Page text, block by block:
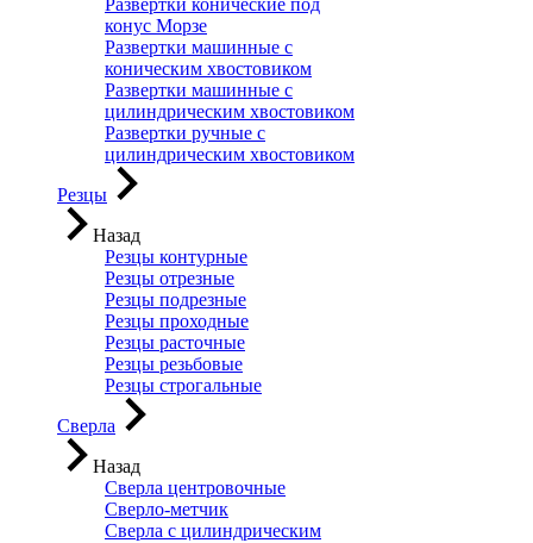
Развертки конические под
конус Морзе
Развертки машинные с
коническим хвостовиком
Развертки машинные с
цилиндрическим хвостовиком
Развертки ручные с
цилиндрическим хвостовиком
Резцы
Назад
Резцы контурные
Резцы отрезные
Резцы подрезные
Резцы проходные
Резцы расточные
Резцы резьбовые
Резцы строгальные
Сверла
Назад
Сверла центровочные
Сверло-метчик
Сверла с цилиндрическим